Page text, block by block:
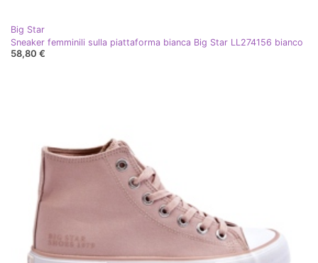
Big Star
Sneaker femminili sulla piattaforma bianca Big Star LL274156 bianco
58,80 €